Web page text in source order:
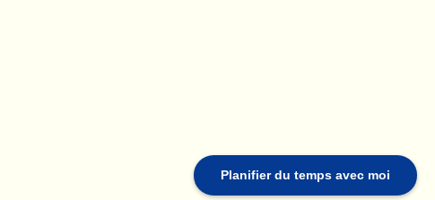
Planifier du temps avec moi